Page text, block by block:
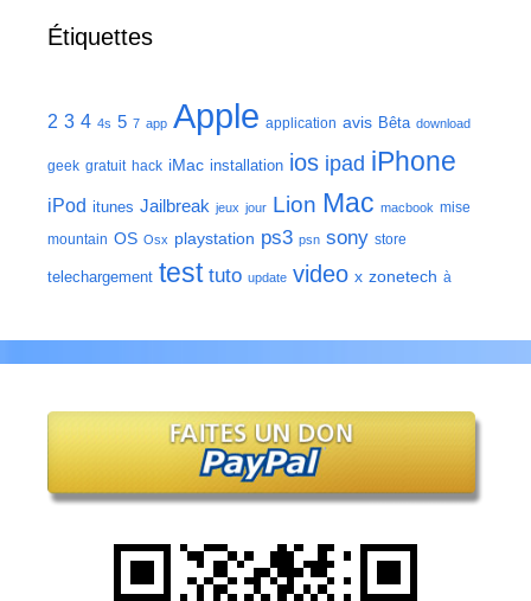
Étiquettes
2 3 4 4s 5 7 app Apple application avis Bêta download
geek gratuit hack iMac installation ios ipad iPhone
iPod itunes Jailbreak jeux jour Lion Mac macbook mise
mountain OS Osx playstation ps3 psn sony store
telechargement test tuto update video x zonetech à